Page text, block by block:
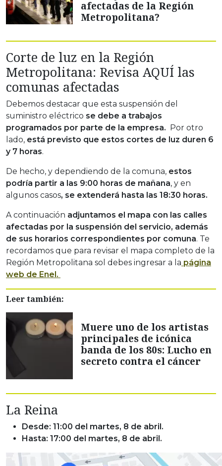
afectadas de la Región
Metropolitana?
Corte de luz en la Región
Metropolitana: Revisa AQUÍ las
comunas afectadas
Debemos destacar que esta suspensión del
suministro eléctrico se debe a trabajos
programados por parte de la empresa.
Por otro
lado, está previsto que estos cortes de luz duren 6
y 7 horas.
De hecho, y dependiendo de la comuna, estos
podría partir a las 9:00 horas de mañana, y en
algunos casos, se extenderá hasta las 18:30 horas.
A continuación adjuntamos el mapa con las calles
afectadas por la suspensión del servicio, además
de sus horarios correspondientes por comuna. Te
recordamos que para revisar el mapa completo de la
Región Metropolitana sol debes ingresar a la página
web de Enel.
Leer también:
Muere uno de los artistas
principales de icónica
banda de los 80s: Lucho en
secreto contra el cáncer
La Reina
Desde: 11:00 del martes, 8 de abril.
Hasta: 17:00 del martes, 8 de abril.